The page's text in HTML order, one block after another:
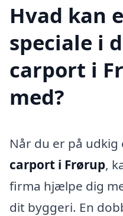
Hvad kan
speciale i
carport i
med?
Når du er på udkig
carport i Frørup,
firma hjælpe dig
dit byggeri. En